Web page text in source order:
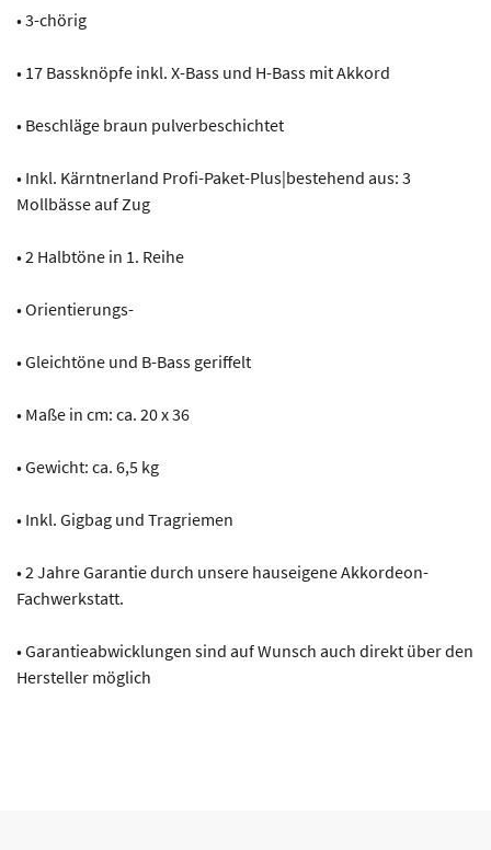
• 3-chörig
• 17 Bassknöpfe inkl. X-Bass und H-Bass mit Akkord
• Beschläge braun pulverbeschichtet
• Inkl. Kärntnerland Profi-Paket-Plus|bestehend aus: 3
Mollbässe auf Zug
• 2 Halbtöne in 1. Reihe
• Orientierungs-
• Gleichtöne und B-Bass geriffelt
• Maße in cm: ca. 20 x 36
• Gewicht: ca. 6,5 kg
• Inkl. Gigbag und Tragriemen
• 2 Jahre Garantie durch unsere hauseigene Akkordeon-
Fachwerkstatt.
• Garantieabwicklungen sind auf Wunsch auch direkt über den
Hersteller möglich